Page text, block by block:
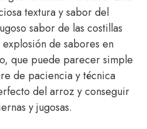
textura y sabor del
sabor de las costillas
de sabores en
que puede parecer simple
de paciencia y técnica
del arroz y conseguir
y jugosas.